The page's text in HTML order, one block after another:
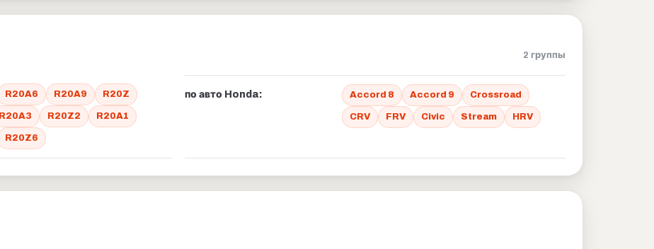
2 группы
R20A6 R20A9 R20Z
R20A3 R20Z2 R20A1
R20Z6
по авто Honda: Accord 8 Accord 9 Crossroad
CRV FRV Civic Stream HRV